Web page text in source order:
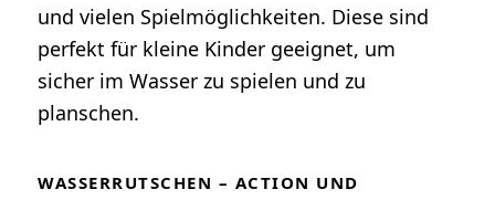
und vielen Spielmöglichkeiten. Diese sind
perfekt für kleine Kinder geeignet, um
sicher im Wasser zu spielen und zu
planschen.
WASSERRUTSCHEN – ACTION UND